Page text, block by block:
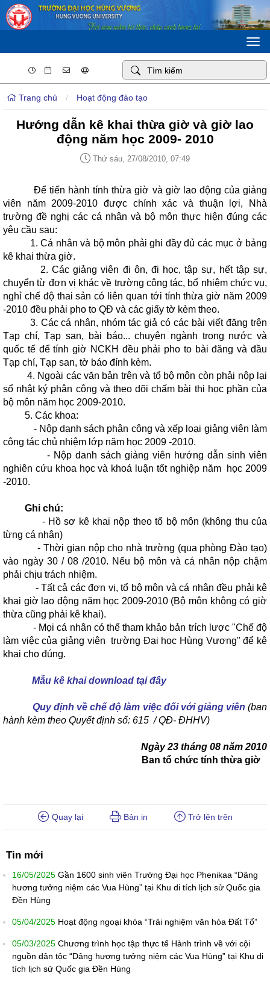
Trang chủ / Hoạt động đào tạo
Hướng dẫn kê khai thừa giờ và giờ lao
động năm học 2009- 2010
Thứ sáu, 27/08/2010, 07:49
Để tiến hành tính thừa giờ và giờ lao động của giảng
viên năm 2009-2010 được chính xác và thuận lợi, Nhà
trường đề nghị các cá nhân và bộ môn thực hiện đúng các
yêu cầu sau:
1. Cá nhân và bộ môn phải ghi đầy đủ các mục ở bảng
kê khai thừa giờ.
2. Các giảng viên đi ôn, đi học, tập sự, hết tập sự,
chuyển từ đơn vị khác về trường công tác, bổ nhiệm chức vụ,
nghỉ chế độ thai sản có liên quan tới tính thừa giờ năm 2009
-2010 đều phải pho to QĐ và các giấy tờ kèm theo.
3. Các cá nhân, nhóm tác giả có các bài viết đăng trên
Tạp chí, Tạp san, bài báo... chuyên ngành trong nước và
quốc tế để tính giờ NCKH đều phải pho to bài đăng và đầu
Tạp chí, Tạp san, tờ báo đính kèm.
4. Ngoài các văn bản trên và tổ bộ môn còn phải nộp lại
sổ nhật ký phân công và theo dõi chấm bài thi học phần của
bộ môn năm học 2009-2010.
5. Các khoa:
- Nộp danh sách phân công và xếp loại giảng viên làm
công tác chủ nhiệm lớp năm học 2009 -2010.
- Nộp danh sách giảng viên hướng dẫn sinh viên
nghiên cứu khoa học và khoá luận tốt nghiệp năm học 2009
-2010.
Ghi chú:
- Hồ sơ kê khai nộp theo tổ bộ môn (không thu của
từng cá nhân)
- Thời gian nộp cho nhà trường (qua phòng Đào tạo)
vào ngày 30 / 08 /2010. Nếu bộ môn và cá nhân nộp chậm
phải chịu trách nhiệm.
- Tất cả các đơn vị, tổ bộ môn và cá nhân đều phải kê
khai giờ lao động năm học 2009-2010 (Bộ môn không có giờ
thừa cũng phải kê khai).
- Mọi cá nhân có thể tham khảo bản trích lược "Chế độ
làm việc của giảng viên trường Đại học Hùng Vương" để kê
khai cho đúng.
Mẫu kê khai download tại đây
Quy định về chế độ làm việc đối với giảng viên (ban
hành kèm theo Quyết định số: 615 / QĐ- ĐHHV)
Ngày 23 tháng 08 năm 2010
Ban tổ chức tính thừa giờ
Quay lại Bản in Trở lên trên
Tin mới
16/05/2025 Gần 1600 sinh viên Trường Đại học Phenikaa “Dâng
hương tưởng niệm các Vua Hùng” tại Khu di tích lịch sử Quốc gia
Đền Hùng
05/04/2025 Hoạt động ngoại khóa “Trải nghiệm văn hóa Đất Tổ”
05/03/2025 Chương trình học tập thực tế Hành trình về với cội
nguồn dân tộc “Dâng hương tưởng niệm các Vua Hùng” tại Khu di
tích lịch sử Quốc gia Đền Hùng